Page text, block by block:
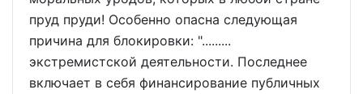
пруд пруди! Особенно опасна следующая
причина для блокировки: ".........
экстремистской деятельности. Последнее
включает в себя финансирование публичных